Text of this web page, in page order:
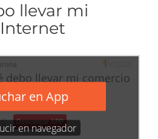
llevar mi